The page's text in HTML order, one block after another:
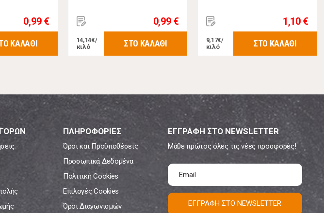
0,99 €
ΚΑΛΑΘΙ
0,99 €
14,14€/
κιλό
ΣΤΟ ΚΑΛΑΘΙ
1,10 €
9,17€/
κιλό
ΣΤΟ ΚΑΛΑΘΙ
ΠΛΗΡΟΦΟΡΙΕΣ
Όροι και Προϋποθέσεις
Προσωπικά Δεδομένα
Πολιτική Cookies
Επιλογές Cookies
Όροι Διαγωνισμών
ΕΓΓΡΑΦΗ ΣΤΟ NEWSLETTER
Μάθε πρώτος όλες τις νέες προσφορές!
ΕΓΓΡΑΦΗ ΣΤΟ NEWSLETTER